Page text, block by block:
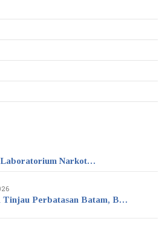
Laboratorium Narkot…
Tinjau Perbatasan Batam, B…